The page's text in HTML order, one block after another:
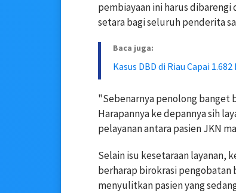
pembiayaan ini harus
setara bagi seluruh penderita
Baca juga:
Kasus DBD di Riau Capai
"Sebenarnya penolong banget
Harapannya ke depannya sih
pelayanan antara pasien JKN
Selain isu kesetaraan layanan,
berharap birokrasi pengobatan
menyulitkan pasien yang